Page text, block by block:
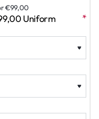
€99,00
Uniform